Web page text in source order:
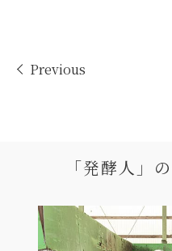
Previous
「発酵人」の